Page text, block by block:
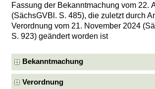
Fassung der Bekanntmachung vom 22.
(SächsGVBl. S. 485), die zuletzt durch
Verordnung vom 21. November 2024
S. 923) geändert worden ist
Bekanntmachung
Verordnung